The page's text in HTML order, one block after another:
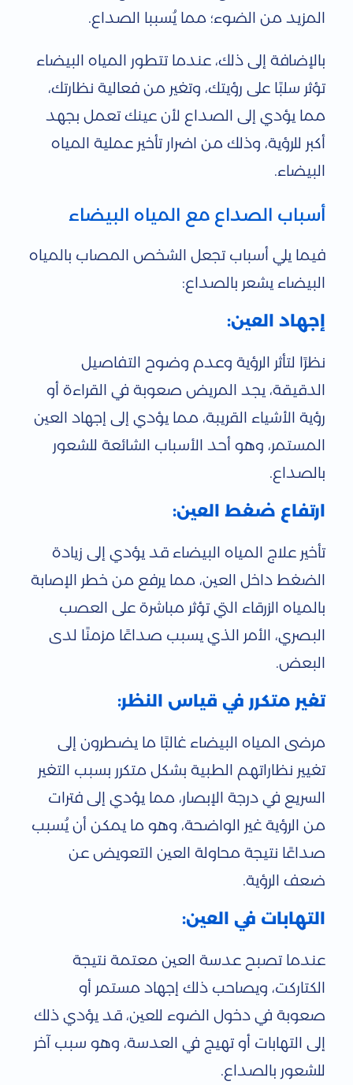
المزيد من الضوء؛ مما يُسببا الصداع.
بالإضافة إلى ذلك، عندما تتطور المياه البيضاء
تؤثر سلبًا على رؤيتك، وتغير من فعالية نظارتك،
مما يؤدي إلى الصداع لأن عينك تعمل بجهد
أكبر للرؤية، وذلك من اضرار تأخير عملية المياه
البيضاء.
أسباب الصداع مع المياه البيضاء
فيما يلي أسباب تجعل الشخص المصاب بالمياه
البيضاء يشعر بالصداع:
إجهاد العين:
نظرًا لتأثر الرؤية وعدم وضوح التفاصيل
الدقيقة، يجد المريض صعوبة في القراءة أو
رؤية الأشياء القريبة، مما يؤدي إلى إجهاد العين
المستمر، وهو أحد الأسباب الشائعة للشعور
بالصداع.
ارتفاع ضغط العين:
تأخير علاج المياه البيضاء قد يؤدي إلى زيادة
الضغط داخل العين، مما يرفع من خطر الإصابة
بالمياه الزرقاء التي تؤثر مباشرة على العصب
البصري، الأمر الذي يسبب صداعًا مزمنًا لدى
البعض.
تغير متكرر في قياس النظر:
مرضى المياه البيضاء غالبًا ما يضطرون إلى
تغيير نظاراتهم الطبية بشكل متكرر بسبب التغير
السريع في درجة الإبصار، مما يؤدي إلى فترات
من الرؤية غير الواضحة، وهو ما يمكن أن يُسبب
صداعًا نتيجة محاولة العين التعويض عن
ضعف الرؤية.
التهابات في العين:
عندما تصبح عدسة العين معتمة نتيجة
الكتاركت، ويصاحب ذلك إجهاد مستمر أو
صعوبة في دخول الضوء للعين، قد يؤدي ذلك
إلى التهابات أو تهيج في العدسة، وهو سبب آخر
للشعور بالصداع.